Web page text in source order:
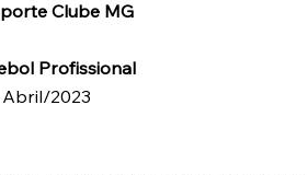
Clube MG
Profissional
2023